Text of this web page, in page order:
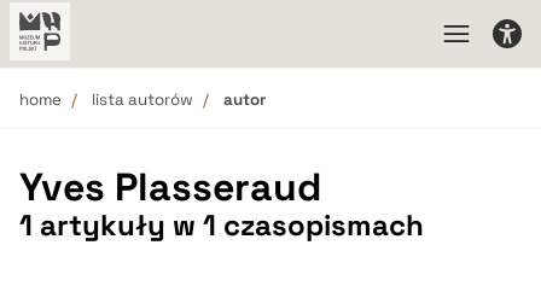
home lista autorów autor
Yves Plasseraud
1 artykuły w 1 czasopismach